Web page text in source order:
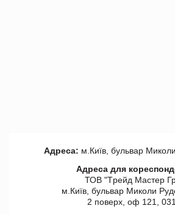
Адреса: м.Київ, бульвар
Адреса для
ТОВ "Tрейд Мастер
м.Київ, бульвар Миколи
2 поверх, оф 121,